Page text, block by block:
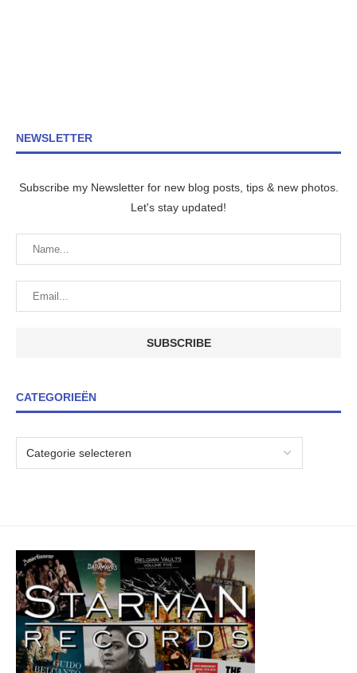
NEWSLETTER
Subscribe my Newsletter for new blog posts, tips & new photos.
Let's stay updated!
CATEGORIEËN